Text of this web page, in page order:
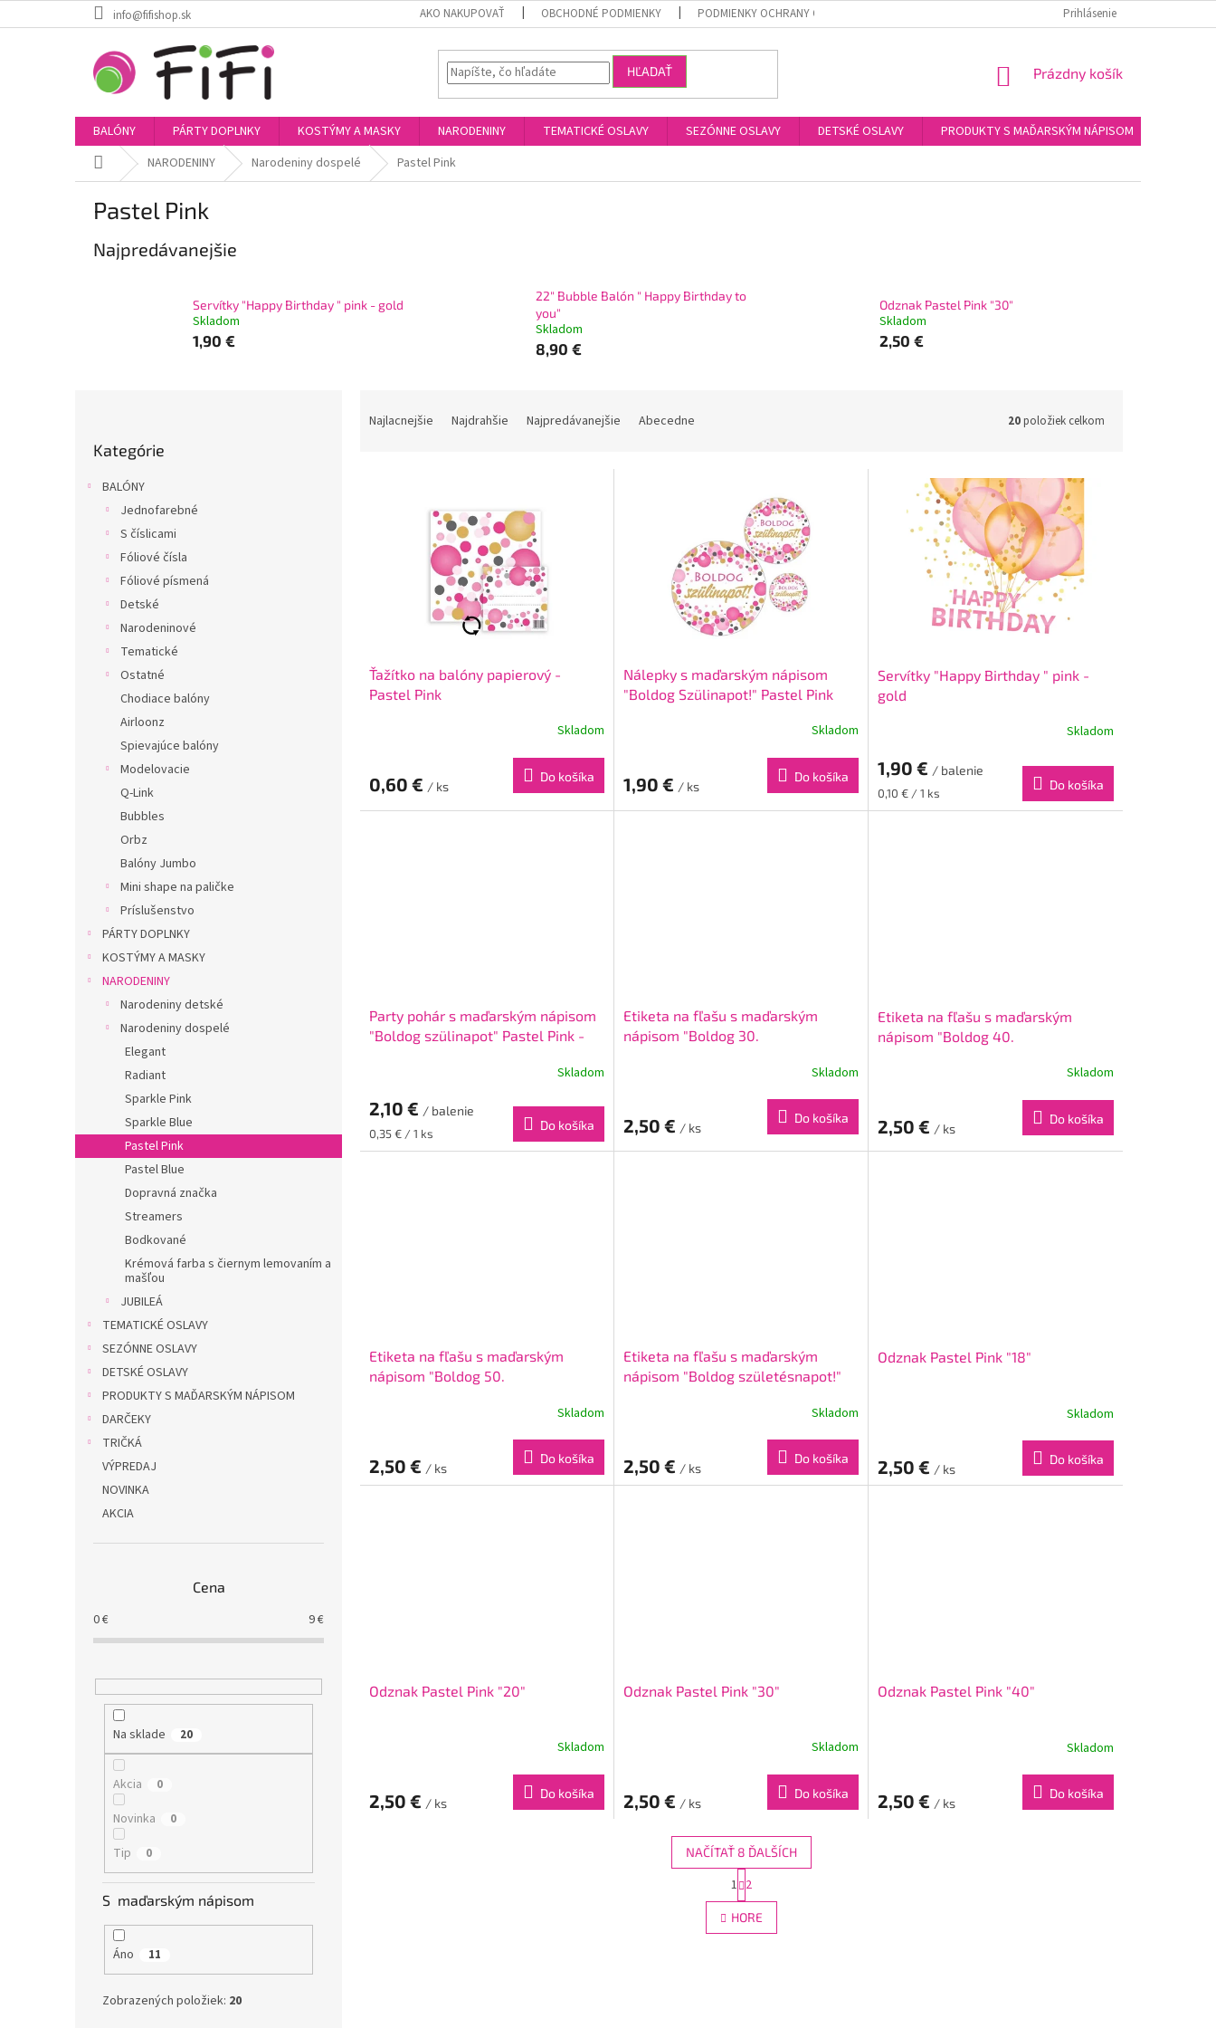
na
info@fifishop.sk AKO NAKUPOVAŤ OBCHODNÉ PODMIENKY PODMIENKY OCHRANY OSOBNÝCH ÚDAJOV Prihlásenie
HĽADAŤ
NÁKUPNÝ
Prázdny košík
BALÓNY PÁRTY DOPLNKY KOSTÝMY A MASKY NARODENINY TEMATICKÉ OSLAVY SEZÓNNE OSLAVY DETSKÉ OSLAVY PRODUKTY S MAĎARSKÝM NÁPISOM
DomovNARODENINY Narodeniny dospelé Pastel Pink
Pastel Pink
Najpredávanejšie
Servítky "Happy Birthday " pink - gold
Skladom
1,90 €
22" Bubble Balón " Happy Birthday to
you"
Skladom
8,90 €
Odznak Pastel Pink "30"
Skladom
2,50 €
kategórie
Kategórie
BALÓNY
Jednofarebné
S číslicami
Fóliové čísla
Fóliové písmená
Detské
Narodeninové
Tematické
Ostatné
Chodiace balóny
Airloonz
Spievajúce balóny
Modelovacie
Q-Link
Bubbles
Orbz
Balóny Jumbo
Mini shape na paličke
Príslušenstvo
PÁRTY DOPLNKY
KOSTÝMY A MASKY
NARODENINY
Narodeniny detské
Narodeniny dospelé
Elegant
Radiant
Sparkle Pink
Sparkle Blue
Pastel Pink
Pastel Blue
Dopravná značka
Streamers
Bodkované
Krémová farba s čiernym lemovaním a
mašľou
JUBILEÁ
TEMATICKÉ OSLAVY
SEZÓNNE OSLAVY
DETSKÉ OSLAVY
PRODUKTY S MAĎARSKÝM NÁPISOM
DARČEKY
TRIČKÁ
VÝPREDAJ
NOVINKA
AKCIA
Cena
0€ 9€
Na sklade 20
Akcia 0
Novinka 0
Tip 0
S maďarským nápisom
Áno 11
Zobrazených položiek: 20
Najlacnejšie Najdrahšie Najpredávanejšie Abecedne 20položiek celkom
Ťažítko na balóny papierový -
Pastel Pink
Skladom
0,60 € / ks
Do košíka
Nálepky s maďarským nápisom
"Boldog Szülinapot!" Pastel Pink
Skladom
1,90 € / ks
Do košíka
Servítky "Happy Birthday " pink -
gold
Skladom
1,90 € / balenie
Jednotková
cena:
0,10 € / 1 ks
Do košíka
Party pohár s maďarským nápisom
"Boldog szülinapot" Pastel Pink -
Skladom
2,10 € / balenie
Jednotková
cena:
0,35 € / 1 ks
Do košíka
Etiketa na fľašu s maďarským
nápisom "Boldog 30.
Skladom
2,50 € / ks
Do košíka
Etiketa na fľašu s maďarským
nápisom "Boldog 40.
Skladom
2,50 € / ks
Do košíka
Etiketa na fľašu s maďarským
nápisom "Boldog 50.
Skladom
2,50 € / ks
Do košíka
Etiketa na fľašu s maďarským
nápisom "Boldog születésnapot!"
Skladom
2,50 € / ks
Do košíka
Odznak Pastel Pink "18"
Skladom
2,50 € / ks
Do košíka
Odznak Pastel Pink "20"
Skladom
2,50 € / ks
Do košíka
Odznak Pastel Pink "30"
Skladom
2,50 € / ks
Do košíka
Odznak Pastel Pink "40"
Skladom
2,50 € / ks
Do košíka
O
v
l
NAČÍTAŤ 8 ĎALŠÍCH
t
r
á
n
1 2
HORE